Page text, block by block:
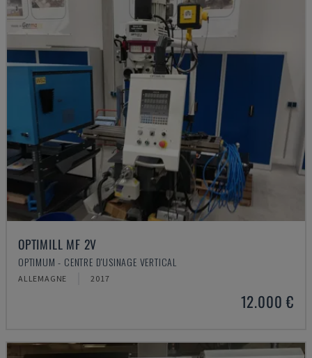
OPTIMILL MF 2V
OPTIMUM - CENTRE D'USINAGE VERTICAL
ALLEMAGNE 2017
12.000 €